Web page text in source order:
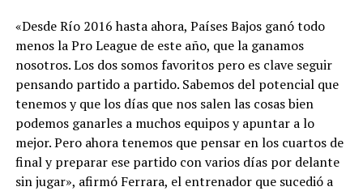
«Desde Río 2016 hasta ahora, Países Bajos ganó todo
menos la Pro League de este año, que la ganamos
nosotros. Los dos somos favoritos pero es clave seguir
pensando partido a partido. Sabemos del potencial que
tenemos y que los días que nos salen las cosas bien
podemos ganarles a muchos equipos y apuntar a lo
mejor. Pero ahora tenemos que pensar en los cuartos de
final y preparar ese partido con varios días por delante
sin jugar», afirmó Ferrara, el entrenador que sucedió a